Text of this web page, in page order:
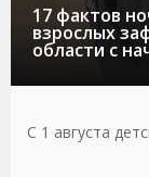
17 фактов
взрослых
области с
С 1 августа